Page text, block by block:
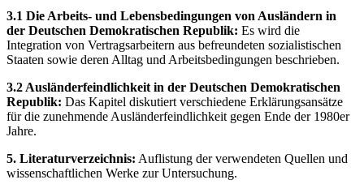
3.1 Die Arbeits- und Lebensbedingungen von Ausländern in
der Deutschen Demokratischen Republik: Es wird die
Integration von Vertragsarbeitern aus befreundeten sozialistischen
Staaten sowie deren Alltag und Arbeitsbedingungen beschrieben.
3.2 Ausländerfeindlichkeit in der Deutschen Demokratischen
Republik: Das Kapitel diskutiert verschiedene Erklärungsansätze
für die zunehmende Ausländerfeindlichkeit gegen Ende der 1980er
Jahre.
5. Literaturverzeichnis: Auflistung der verwendeten Quellen und
wissenschaftlichen Werke zur Untersuchung.